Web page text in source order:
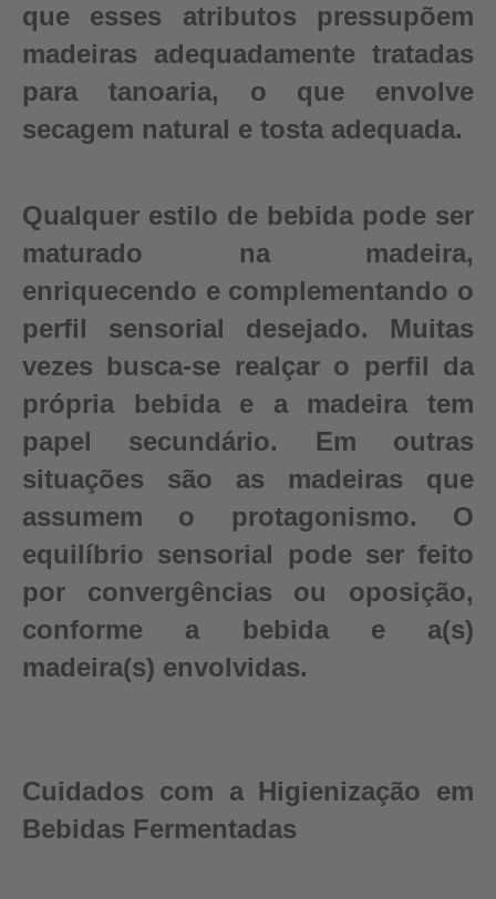
que esses atributos pressupõem
madeiras adequadamente tratadas
para tanoaria, o que envolve
secagem natural e tosta adequada.
Qualquer estilo de bebida pode ser
maturado na madeira,
enriquecendo e complementando o
perfil sensorial desejado. Muitas
vezes busca-se realçar o perfil da
própria bebida e a madeira tem
papel secundário. Em outras
situações são as madeiras que
assumem o protagonismo. O
equilíbrio sensorial pode ser feito
por convergências ou oposição,
conforme a bebida e a(s)
madeira(s) envolvidas.
Cuidados com a Higienização em
Bebidas Fermentadas